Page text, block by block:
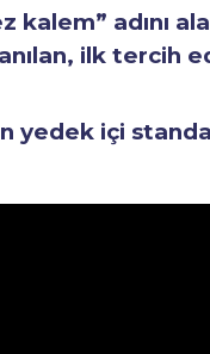
adını
ilk tercih
yedek içi